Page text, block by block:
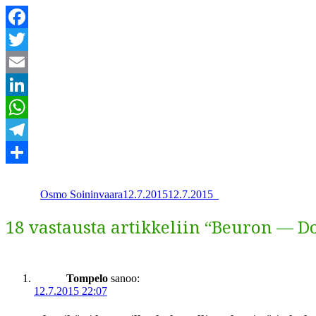
Facebook
Twitter
Email
LinkedIn
WhatsApp
Telegram
Osmo Soininvaara12.7.201512.7.2015
18 vastausta artikkeliin “Beuron —
Tompelo sanoo:
12.7.2015 22:07